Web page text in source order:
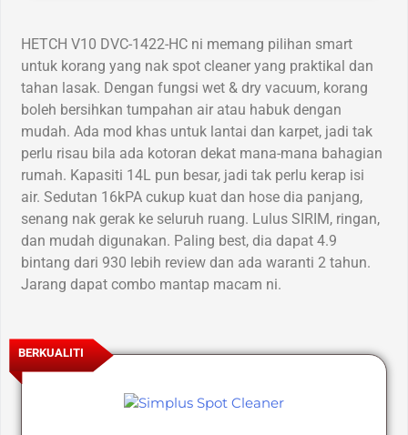
HETCH V10 DVC-1422-HC ni memang pilihan smart
untuk korang yang nak spot cleaner yang praktikal dan
tahan lasak. Dengan fungsi wet & dry vacuum, korang
boleh bersihkan tumpahan air atau habuk dengan
mudah. Ada mod khas untuk lantai dan karpet, jadi tak
perlu risau bila ada kotoran dekat mana-mana bahagian
rumah. Kapasiti 14L pun besar, jadi tak perlu kerap isi
air. Sedutan 16kPA cukup kuat dan hose dia panjang,
senang nak gerak ke seluruh ruang. Lulus SIRIM, ringan,
dan mudah digunakan. Paling best, dia dapat 4.9
bintang dari 930 lebih review dan ada waranti 2 tahun.
Jarang dapat combo mantap macam ni.
BERKUALITI